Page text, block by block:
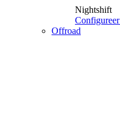
Nightshift
Configureer
Offroad